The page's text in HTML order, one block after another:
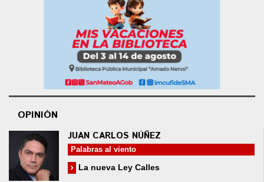
OPINIÓN
JUAN CARLOS NÚÑEZ
Palabras al viento
La nueva Ley Calles